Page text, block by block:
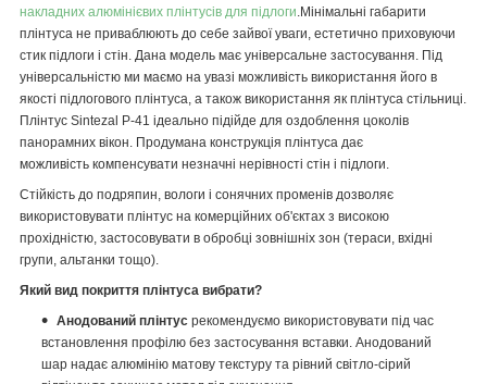
накладних алюмінієвих плінтусів для підлоги.Мінімальні габарити
плінтуса не приваблюють до себе зайвої уваги, естетично приховуючи
стик підлоги і стін. Дана модель має універсальне застосування. Під
універсальністю ми маємо на увазі можливість використання його в
якості підлогового плінтуса, а також використання як плінтуса стільниці.
Плінтус Sintezal Р-41 ідеально підійде для оздоблення цоколів
панорамних вікон. Продумана конструкція плінтуса дає
можливість компенсувати незначні нерівності стін і підлоги.
Стійкість до подряпин, вологи і сонячних променів дозволяє
використовувати плінтус на комерційних об'єктах з високою
прохідністю, застосовувати в обробці зовнішніх зон (тераси, вхідні
групи, альтанки тощо).
Який вид покриття плінтуса вибрати?
Анодований плінтус рекомендуємо використовувати під час
встановлення профілю без застосування вставки. Анодований
шар надає алюмінію матову текстуру та рівний світло-сірий